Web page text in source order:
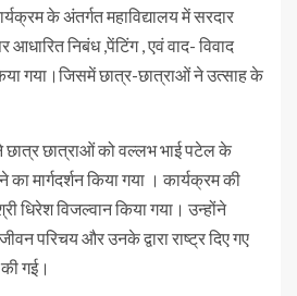
के अंतर्गत महाविद्यालय में सरदार
निबंध ,पेंटिंग , एवं वाद- विवाद
गया।जिसमें छात्र-छात्राओं ने उत्साह के
छात्र छात्राओं को वल्लभ भाई पटेल के
मार्गदर्शन किया गया । कार्यक्रम की
धिरेश विजल्वान किया गया। उन्होंने
परिचय और उनके द्वारा राष्ट्र दिए गए
गई।